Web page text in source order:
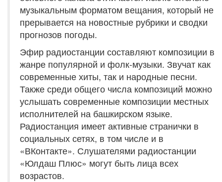
музыкальным форматом вещания, который не
прерывается на новостные рубрики и сводки
прогнозов погоды.
Эфир радиостанции составляют композиции в
жанре популярной и фолк-музыки. Звучат как
современные хиты, так и народные песни.
Также среди общего числа композиций можно
услышать современные композиции местных
исполнителей на башкирском языке.
Радиостанция имеет активные странички в
социальных сетях, в том числе и в
«ВКонтакте». Слушателями радиостанции
«Юлдаш Плюс» могут быть лица всех
возрастов.